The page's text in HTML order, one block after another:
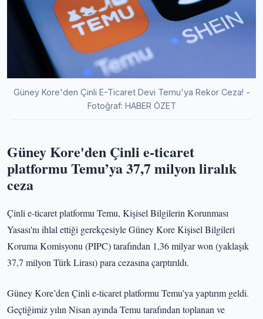
Güney Kore'den Çinli E-Ticaret Devi Temu'ya Rekor Ceza! -
Fotoğraf: HABER ÖZET
Güney Kore'den Çinli e-ticaret
platformu Temu’ya 37,7 milyon liralık
ceza
Çinli e-ticaret platformu Temu, Kişisel Bilgilerin Korunması
Yasası'nı ihlal ettiği gerekçesiyle Güney Kore Kişisel Bilgileri
Koruma Komisyonu (PIPC) tarafından 1,36 milyar won (yaklaşık
37,7 milyon Türk Lirası) para cezasına çarptırıldı.
Güney Kore’den Çinli e-ticaret platformu Temu’ya yaptırım geldi.
Geçtiğimiz yılın Nisan ayında Temu tarafından toplanan ve